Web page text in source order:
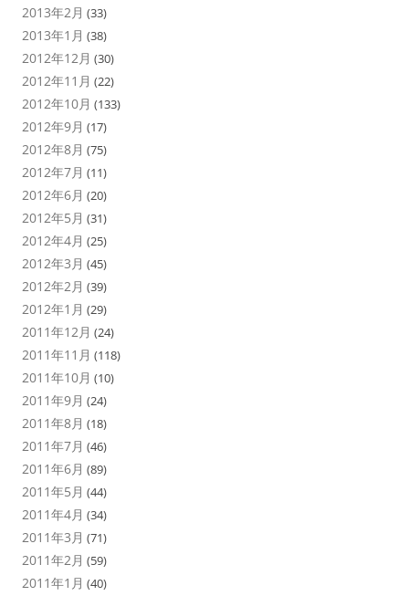
2013年2月 (33)
2013年1月 (38)
2012年12月 (30)
2012年11月 (22)
2012年10月 (133)
2012年9月 (17)
2012年8月 (75)
2012年7月 (11)
2012年6月 (20)
2012年5月 (31)
2012年4月 (25)
2012年3月 (45)
2012年2月 (39)
2012年1月 (29)
2011年12月 (24)
2011年11月 (118)
2011年10月 (10)
2011年9月 (24)
2011年8月 (18)
2011年7月 (46)
2011年6月 (89)
2011年5月 (44)
2011年4月 (34)
2011年3月 (71)
2011年2月 (59)
2011年1月 (40)